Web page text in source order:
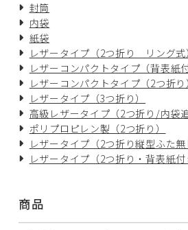
封筒
内袋
紙袋
レザータイプ（2つ折り リング式
レザーコンパクトタイプ（背表紙付
レザーコンパクトタイプ（2つ折り
レザータイプ（3つ折り）
高級レザータイプ（2つ折り/内袋追
ポリプロピレン製（2つ折り）
レザータイプ（2つ折り縦型ふた無
レザータイプ（2つ折り・背表紙付
商品